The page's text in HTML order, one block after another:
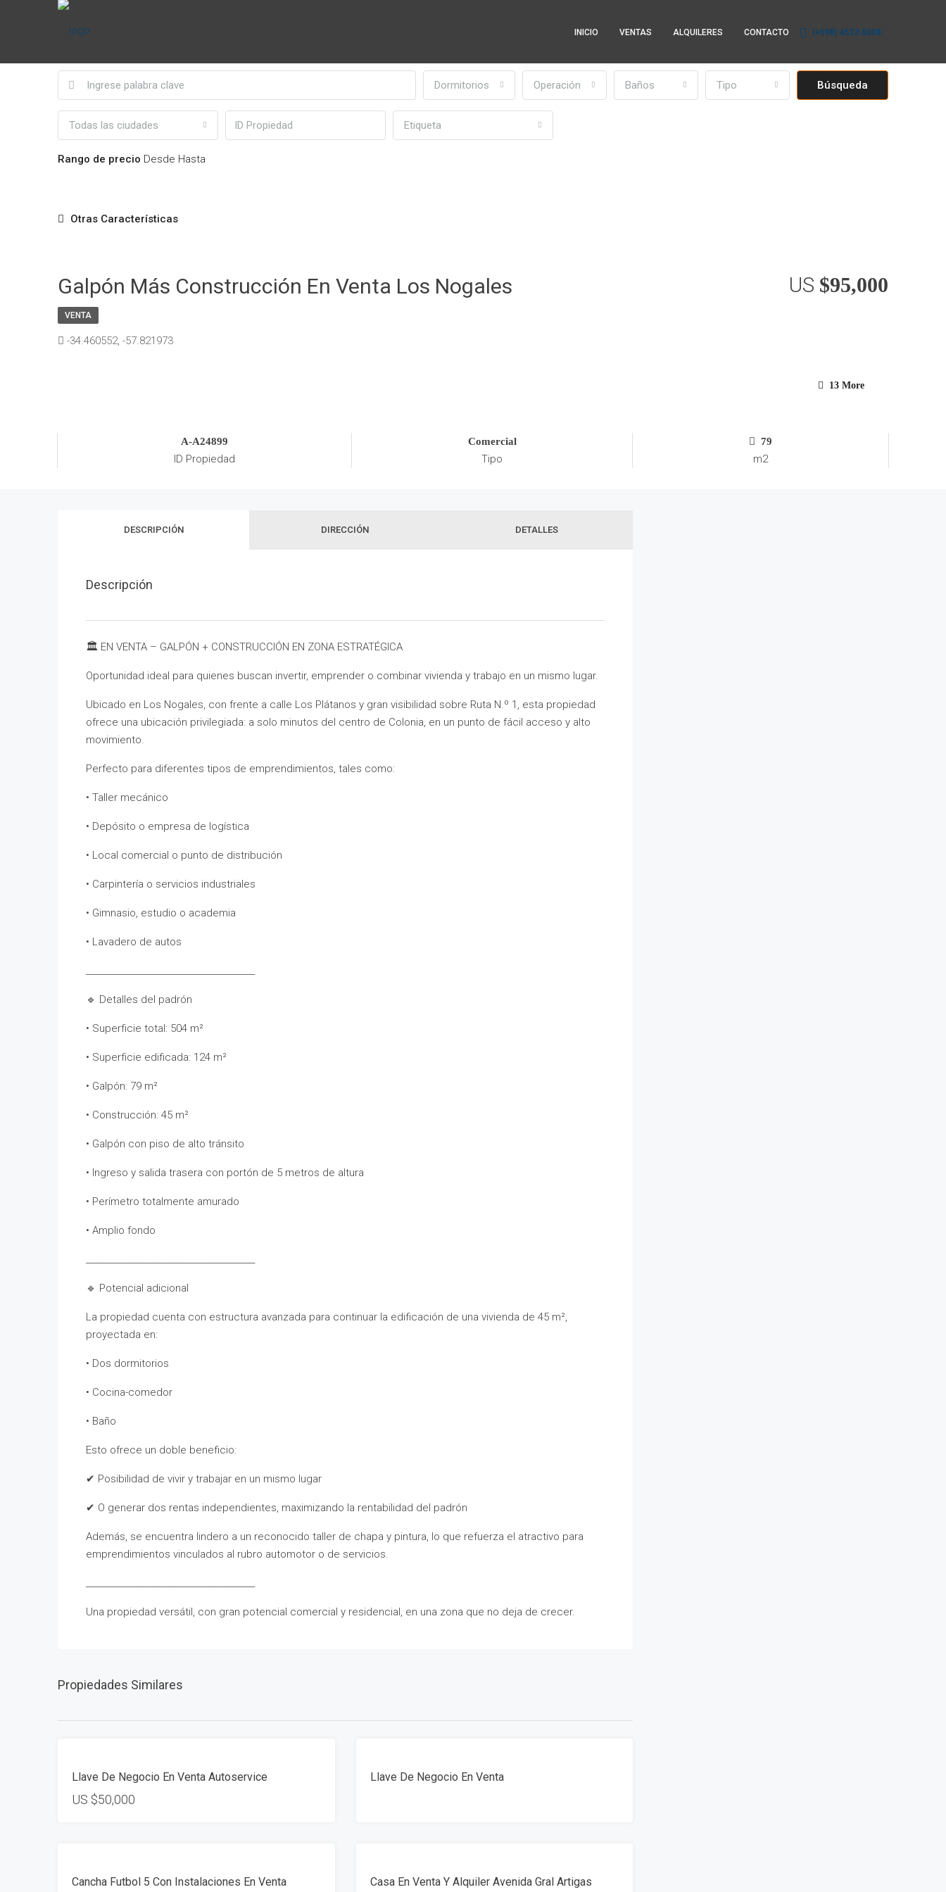
INICIO VENTAS ALQUILERES CONTACTO (+598) 4523 6008
Dormitorios Operación Baños Tipo Búsqueda
Todas las ciudades Etiqueta
Rango de precio Desde Hasta
Otras Características
Galpón Más Construcción En Venta Los Nogales US $95,000
VENTA
-34.460552, -57.821973
13 More
A-A24899
ID Propiedad
Comercial
Tipo
79
m2
DESCRIPCIÓN DIRECCIÓN DETALLES
Descripción
🏛️ EN VENTA – GALPÓN + CONSTRUCCIÓN EN ZONA ESTRATÉGICA
Oportunidad ideal para quienes buscan invertir, emprender o combinar vivienda y trabajo en un mismo lugar.
Ubicado en Los Nogales, con frente a calle Los Plátanos y gran visibilidad sobre Ruta N.º 1, esta propiedad
ofrece una ubicación privilegiada: a solo minutos del centro de Colonia, en un punto de fácil acceso y alto
movimiento.
Perfecto para diferentes tipos de emprendimientos, tales como:
• Taller mecánico
• Depósito o empresa de logística
• Local comercial o punto de distribución
• Carpintería o servicios industriales
• Gimnasio, estudio o academia
• Lavadero de autos
🔹 Detalles del padrón
• Superficie total: 504 m²
• Superficie edificada: 124 m²
• Galpón: 79 m²
• Construcción: 45 m²
• Galpón con piso de alto tránsito
• Ingreso y salida trasera con portón de 5 metros de altura
• Perímetro totalmente amurado
• Amplio fondo
🔹 Potencial adicional
La propiedad cuenta con estructura avanzada para continuar la edificación de una vivienda de 45 m²,
proyectada en:
• Dos dormitorios
• Cocina-comedor
• Baño
Esto ofrece un doble beneficio:
✔ Posibilidad de vivir y trabajar en un mismo lugar
✔ O generar dos rentas independientes, maximizando la rentabilidad del padrón
Además, se encuentra lindero a un reconocido taller de chapa y pintura, lo que refuerza el atractivo para
emprendimientos vinculados al rubro automotor o de servicios.
Una propiedad versátil, con gran potencial comercial y residencial, en una zona que no deja de crecer.
Propiedades Similares
Llave De Negocio En Venta Autoservice
US $50,000
Llave De Negocio En Venta
Cancha Futbol 5 Con Instalaciones En Venta Casa En Venta Y Alquiler Avenida Gral Artigas